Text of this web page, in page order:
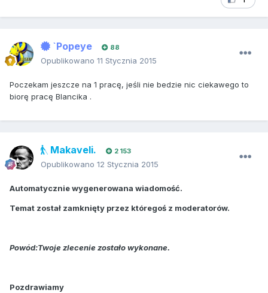
`Popeye 88
Opublikowano 11 Stycznia 2015
Poczekam jeszcze na 1 pracę, jeśli nie bedzie nic ciekawego to
biorę pracę Blancika .
Makaveli. 2 153
Opublikowano 12 Stycznia 2015
Automatycznie wygenerowana wiadomość.
Temat został zamknięty przez któregoś z moderatorów.
Powód:Twoje zlecenie zostało wykonane.
Pozdrawiamy